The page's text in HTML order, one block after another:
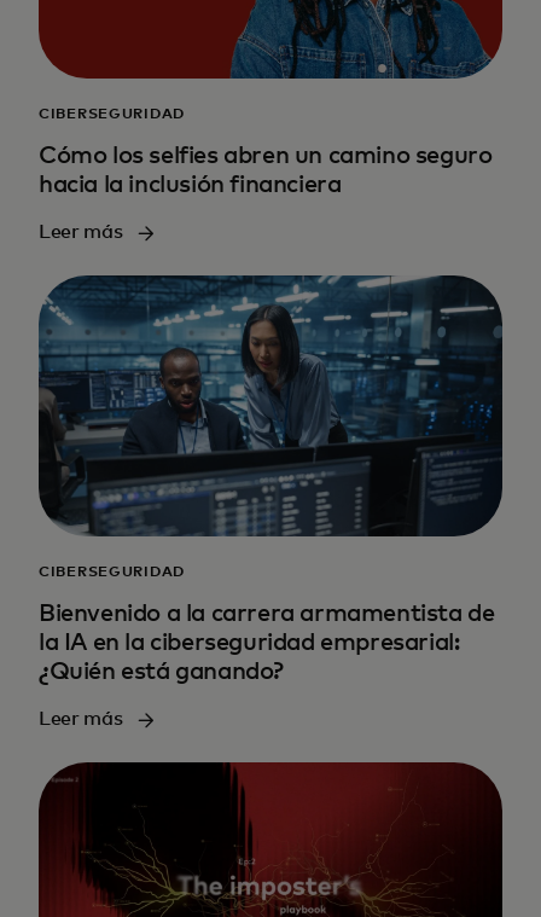
CIBERSEGURIDAD
Cómo los selfies abren un camino seguro
hacia la inclusión financiera
Leer más
CIBERSEGURIDAD
Bienvenido a la carrera armamentista de
la IA en la ciberseguridad empresarial:
¿Quién está ganando?
Leer más